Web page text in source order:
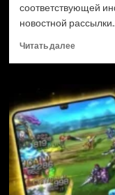
соответствующей
новостной
Читать далееПрочитать
Rare
может
стать
жертвой
Xbox